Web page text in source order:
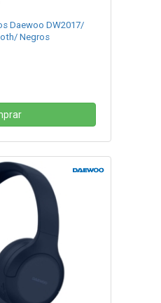
Daewoo DW2017/
Negros